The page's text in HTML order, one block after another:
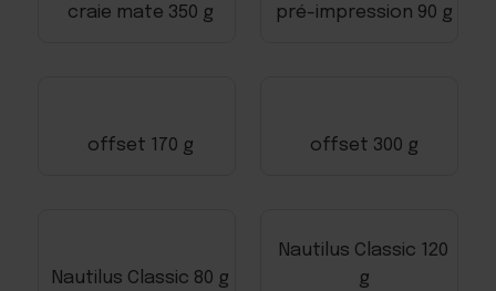
craie mate 350 g pré-impression 90 g
offset 170 g offset 300 g
Nautilus Classic 80 g
Nautilus Classic 120
g